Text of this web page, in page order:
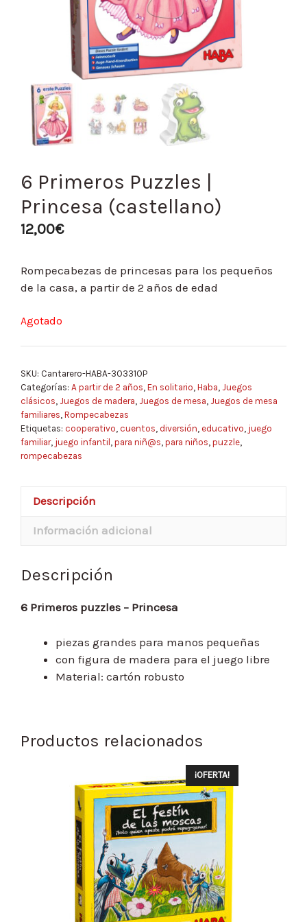
6 Primeros Puzzles |
Princesa (castellano)
12,00€
Rompecabezas de princesas para los pequeños
de la casa, a partir de 2 años de edad
Agotado
SKU: Cantarero-HABA-303310P
Categorías: A partir de 2 años En solitario Haba Juegos
clásicos Juegos de madera Juegos de mesa Juegos de mesa
familiares Rompecabezas
Etiquetas: cooperativo cuentos diversión educativo juego
familiar, juego infantil para niñ@s para niños puzzle
rompecabezas
Descripción
Información adicional
Descripción
6 Primeros puzzles – Princesa
piezas grandes para manos pequeñas
con figura de madera para el juego libre
Material: cartón robusto
Productos relacionados
¡OFERTA!